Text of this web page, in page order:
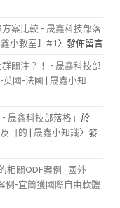
方案比較 - 晟鑫科技部落
小教室】#1 〉發佈留言
關注？！ - 晟鑫科技部
英國-法國 | 晟鑫小知
- 晟鑫科技部落格 」於
目的 | 晟鑫小知識〉發
相關ODF案例 _國外
例-宜蘭獲國際自由軟體